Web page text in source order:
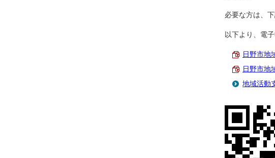
必要な方は、
以下より、電
日野市地
日野市地
地域活動